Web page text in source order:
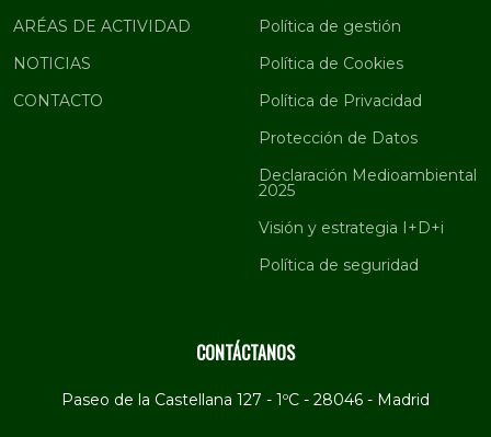
ARÉAS DE ACTIVIDAD
NOTICIAS
CONTACTO
Política de gestión
Política de Cookies
Política de Privacidad
Protección de Datos
Declaración Medioambiental
2025
Visión y estrategia I+D+i
Política de seguridad
CONTÁCTANOS
Paseo de la Castellana 127 - 1ºC - 28046 - Madrid